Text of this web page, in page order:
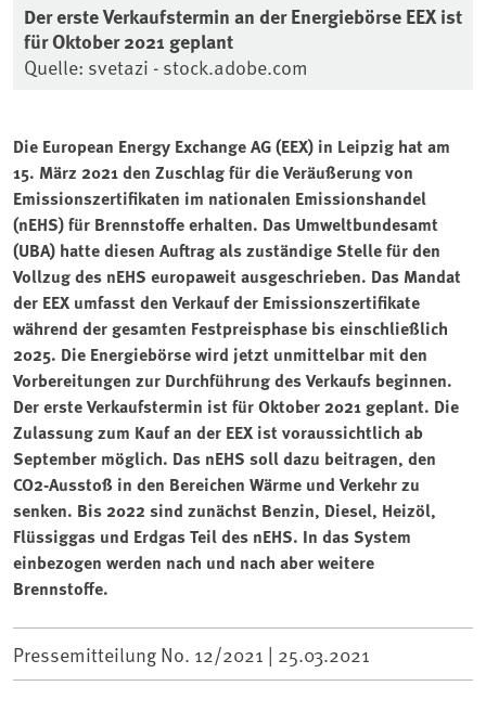
Der erste Verkaufstermin an der Energiebörse EEX ist
für Oktober 2021 geplant
Quelle: svetazi - stock.adobe.com
Die European Energy Exchange AG (EEX) in Leipzig hat am
15. März 2021 den Zuschlag für die Veräußerung von
Emissionszertifikaten im nationalen Emissionshandel
(nEHS) für Brennstoffe erhalten. Das Umweltbundesamt
(UBA) hatte diesen Auftrag als zuständige Stelle für den
Vollzug des nEHS europaweit ausgeschrieben. Das Mandat
der EEX umfasst den Verkauf der Emissionszertifikate
während der gesamten Festpreisphase bis einschließlich
2025. Die Energiebörse wird jetzt unmittelbar mit den
Vorbereitungen zur Durchführung des Verkaufs beginnen.
Der erste Verkaufstermin ist für Oktober 2021 geplant. Die
Zulassung zum Kauf an der EEX ist voraussichtlich ab
September möglich. Das nEHS soll dazu beitragen, den
CO2-Ausstoß in den Bereichen Wärme und Verkehr zu
senken. Bis 2022 sind zunächst Benzin, Diesel, Heizöl,
Flüssiggas und Erdgas Teil des nEHS. In das System
einbezogen werden nach und nach aber weitere
Brennstoffe.
Pressemitteilung No. 12/2021 | 25.03.2021